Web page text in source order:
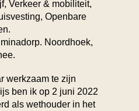
Verkeer & mobiliteit,
Openbare
Noordhoek,
werkzaam te zijn
ben ik op 2 juni 2022
als wethouder in het